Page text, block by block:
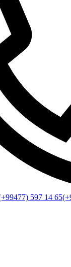
597 14 65